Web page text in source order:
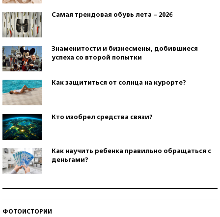
Самая трендовая обувь лета – 2026
Знаменитости и бизнесмены, добившиеся
успеха со второй попытки
Как защититься от солнца на курорте?
Кто изобрел средства связи?
Как научить ребенка правильно обращаться с
деньгами?
ФОТОИСТОРИИ